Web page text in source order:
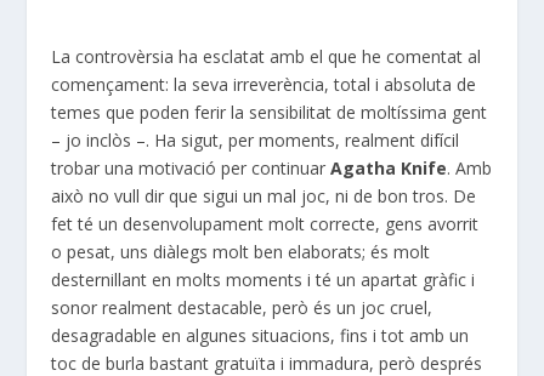
La controvèrsia ha esclatat amb el que he comentat al
començament: la seva irreverència, total i absoluta de
temes que poden ferir la sensibilitat de moltíssima gent
– jo inclòs –. Ha sigut, per moments, realment difícil
trobar una motivació per continuarAgatha Knife. Amb
això no vull dir que sigui un mal joc, ni de bon tros. De
fet té un desenvolupament molt correcte, gens avorrit
o pesat, uns diàlegs molt ben elaborats; és molt
desternillant en molts moments i té un apartat gràfic i
sonor realment destacable, però és un joc cruel,
desagradable en algunes situacions, fins i tot amb un
toc de burla bastant gratuïta i immadura, però després